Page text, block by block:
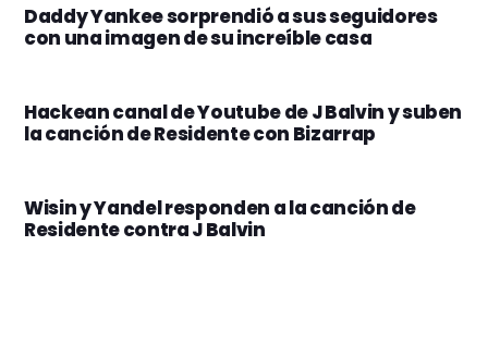
Daddy Yankee sorprendió a sus seguidores
con una imagen de su increíble casa
Hackean canal de Youtube de J Balvin y suben
la canción de Residente con Bizarrap
Wisin y Yandel responden a la canción de
Residente contra J Balvin